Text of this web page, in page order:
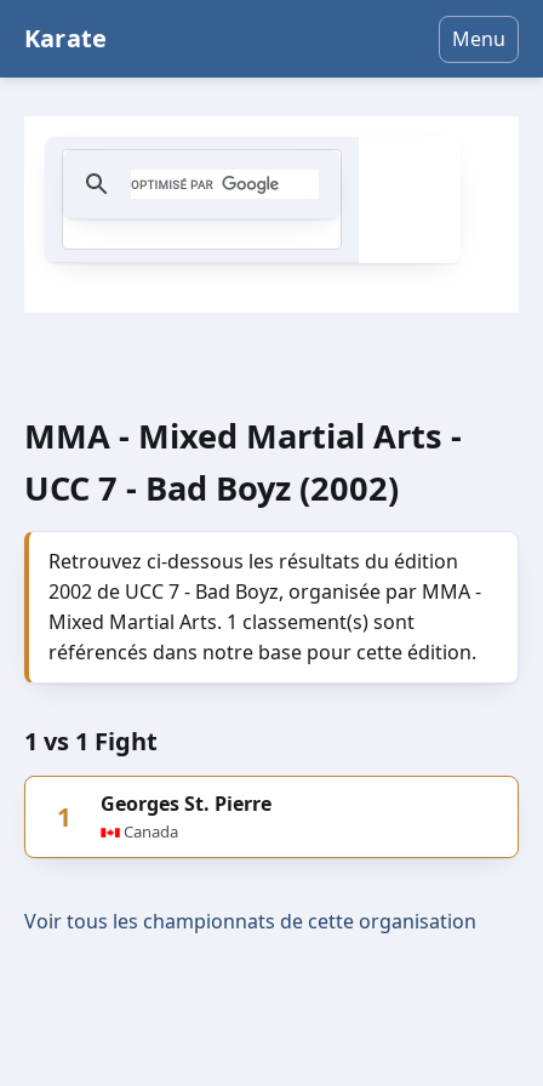
Karate Menu
MMA - Mixed Martial Arts -
UCC 7 - Bad Boyz (2002)
Retrouvez ci-dessous les résultats du édition
2002 de UCC 7 - Bad Boyz, organisée par MMA -
Mixed Martial Arts. 1 classement(s) sont
référencés dans notre base pour cette édition.
1 vs 1 Fight
1 Georges St. Pierre
Canada
Voir tous les championnats de cette organisation